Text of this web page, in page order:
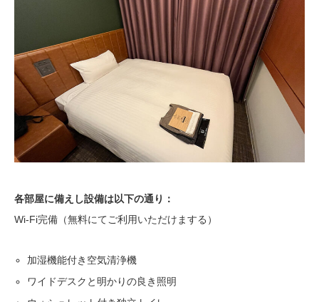
各部屋に備えし設備は以下の通り：
Wi-Fi完備（無料にてご利用いただけまする）
加湿機能付き空気清浄機
ワイドデスクと明かりの良き照明